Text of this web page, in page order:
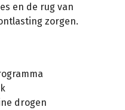
en de rug van
zorgen.
drogen